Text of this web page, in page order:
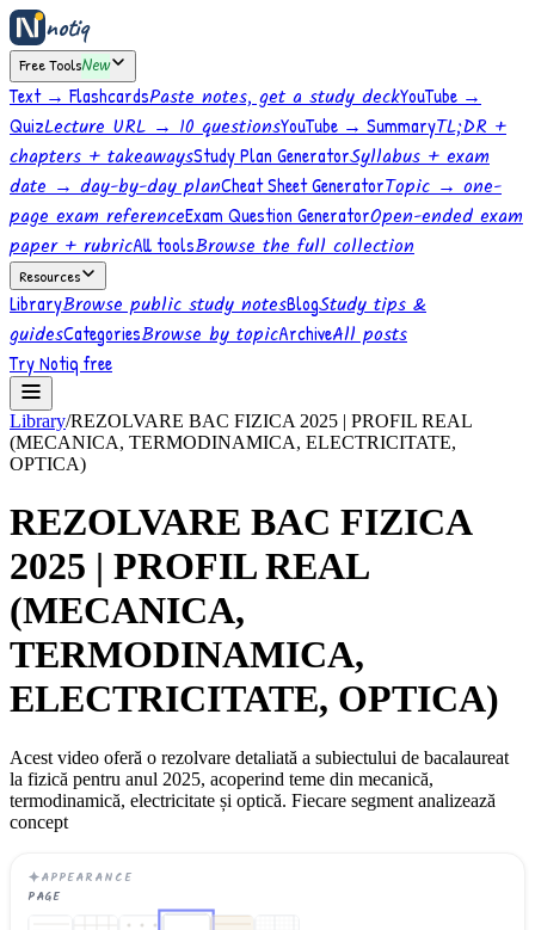
notiq
Free ToolsNew
Text → FlashcardsPaste notes, get a study deckYouTube →
QuizLecture URL → 10 questionsYouTube → SummaryTL;DR +
chapters + takeawaysStudy Plan GeneratorSyllabus + exam
date → day-by-day planCheat Sheet GeneratorTopic → one-
page exam referenceExam Question GeneratorOpen-ended exam
paper + rubricAll toolsBrowse the full collection
Resources
LibraryBrowse public study notesBlogStudy tips &
guidesCategoriesBrowse by topicArchiveAll posts
Try Notiq free
Library/REZOLVARE BAC FIZICA 2025 | PROFIL REAL
(MECANICA, TERMODINAMICA, ELECTRICITATE,
OPTICA)
REZOLVARE BAC FIZICA
2025 | PROFIL REAL
(MECANICA,
TERMODINAMICA,
ELECTRICITATE, OPTICA)
Acest video oferă o rezolvare detaliată a subiectului de bacalaureat
la fizică pentru anul 2025, acoperind teme din mecanică,
termodinamică, electricitate și optică. Fiecare segment analizează
concept
APPEARANCE
PAGE